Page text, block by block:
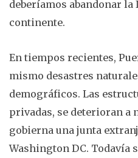
deberíamos abandonar
continente.
En tiempos recientes,
mismo desastres
demográficos. Las
privadas, se deterioran a
gobierna una junta
Washington DC. Todavía